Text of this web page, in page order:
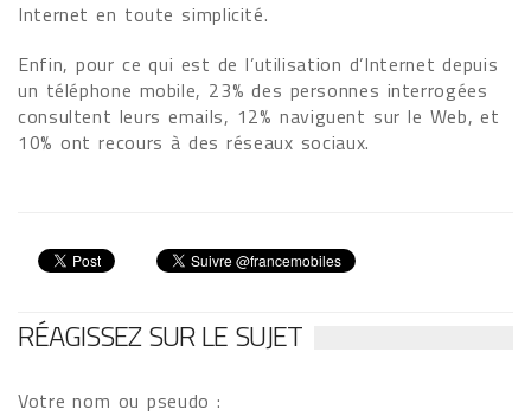
Internet en toute simplicité.
Enfin, pour ce qui est de l’utilisation d’Internet depuis
un téléphone mobile, 23% des personnes interrogées
consultent leurs emails, 12% naviguent sur le Web, et
10% ont recours à des réseaux sociaux.
RÉAGISSEZ SUR LE SUJET
Votre nom ou pseudo :